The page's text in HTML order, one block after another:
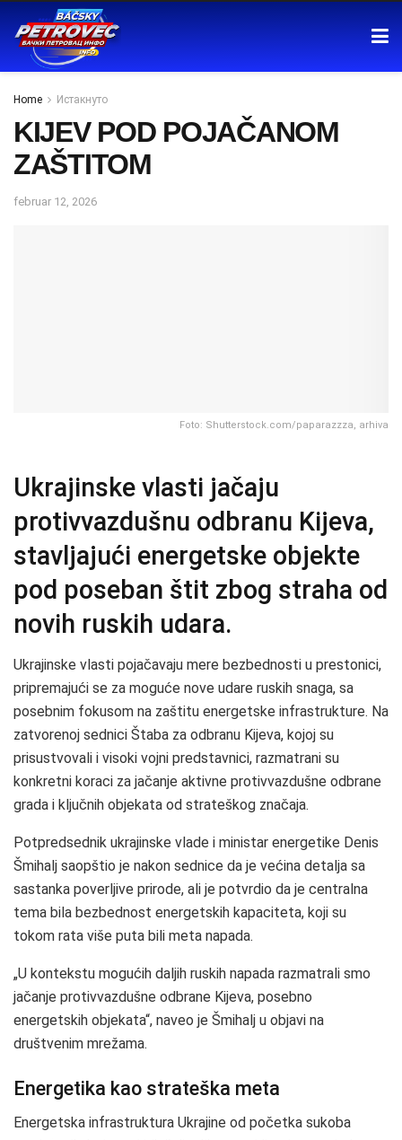
Home Истакнуто
KIJEV POD POJAČANOM
ZAŠTITOM
februar 12, 2026
Foto: Shutterstock.com/paparazzza, arhiva
Ukrajinske vlasti jačaju
protivvazdušnu odbranu Kijeva,
stavljajući energetske objekte
pod poseban štit zbog straha od
novih ruskih udara.
Ukrajinske vlasti pojačavaju mere bezbednosti u prestonici,
pripremajući se za moguće nove udare ruskih snaga, sa
posebnim fokusom na zaštitu energetske infrastrukture. Na
zatvorenoj sednici Štaba za odbranu Kijeva, kojoj su
prisustvovali i visoki vojni predstavnici, razmatrani su
konkretni koraci za jačanje aktivne protivvazdušne odbrane
grada i ključnih objekata od strateškog značaja.
Potpredsednik ukrajinske vlade i ministar energetike Denis
Šmihalj saopštio je nakon sednice da je većina detalja sa
sastanka poverljive prirode, ali je potvrdio da je centralna
tema bila bezbednost energetskih kapaciteta, koji su
tokom rata više puta bili meta napada.
„U kontekstu mogućih daljih ruskih napada razmatrali smo
jačanje protivvazdušne odbrane Kijeva, posebno
energetskih objekata“, naveo je Šmihalj u objavi na
društvenim mrežama.
Energetika kao strateška meta
Energetska infrastruktura Ukrajine od početka sukoba